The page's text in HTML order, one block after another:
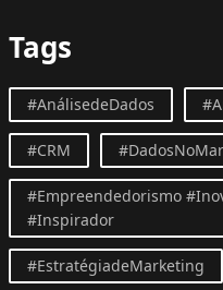
Tags
#AnálisedeDados
#CRM
#Empreendedorismo
#Inspirador
#EstratégiadeMarketing